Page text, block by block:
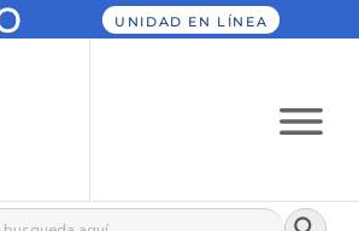
UNIDAD EN LÍNEA
Botón